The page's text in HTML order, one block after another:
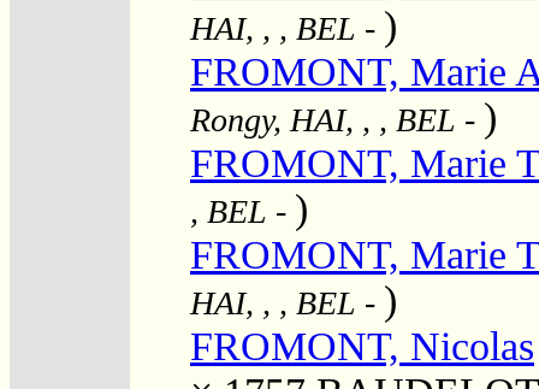
HAI, , , BEL - )
FROMONT, Marie
Rongy, HAI, , , BEL - )
FROMONT, Marie
, BEL - )
FROMONT, Marie
HAI, , , BEL - )
FROMONT, Nicolas